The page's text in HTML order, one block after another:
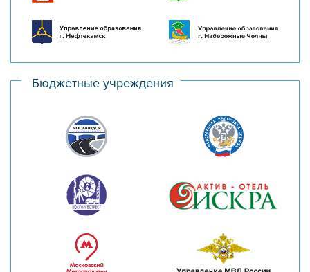
Бюджетные учреждения